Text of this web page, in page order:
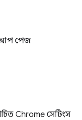
পেজ
Chrome সেটিংস